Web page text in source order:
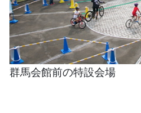
群馬会館前の特設会場